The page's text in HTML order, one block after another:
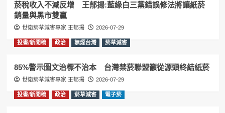
菸稅收入不減反增 王郁揚:藍綠白三黨錯誤修法將讓紙菸
銷量與黑市雙贏
世衛菸草減害專家 王郁揚 2026-07-29
投書/新聞稿 政治 無煙台灣 菸草減害
85%警示圖文治標不治本 台灣禁菸聯盟籲從源頭終結紙菸
世衛菸草減害專家 王郁揚 2026-07-29
投書/新聞稿 政治 菸草減害 電子菸